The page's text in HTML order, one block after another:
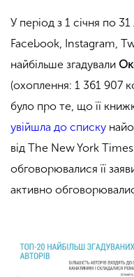
У період з 1 січня по
Facebook, Instagram,
найбільше згадували
(охоплення: 1 361 907
було про те, що її
увійшла до списку
від The New York
обговорювалися її
активно